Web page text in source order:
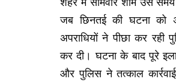
जब छिनतई की घटना को
अपराधियों ने पीछा कर रही
कर दी। घटना के बाद पूरे
और पुलिस ने तत्काल